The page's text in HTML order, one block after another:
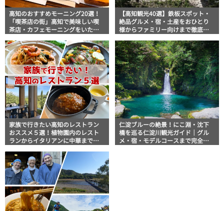
高知のおすすめモーニング20選！
「喫茶店の街」高知で美味しい喫
茶店・カフェモーニングをいただ
【高知観光40選】鉄板スポット・
絶品グルメ・宿・土産をおひとり
様からファミリー向けまで徹底解
家族で行きたい高知のレストラン
おススメ５選！植物園内のレスト
ランからイタリアンに中華まで楽
仁淀ブルーの絶景！にこ淵・沈下
橋を巡る仁淀川観光ガイド｜グル
メ・宿・モデルコースまで完全網